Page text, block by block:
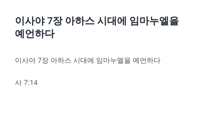
이사야 7장 아하스 시대에 임마누엘을
예언하다
이사야 7장 아하스 시대에 임마누엘을 예언하다
사 7:14